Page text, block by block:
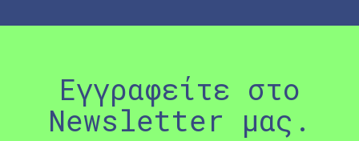
Εγγραφείτε στο
Newsletter μας.